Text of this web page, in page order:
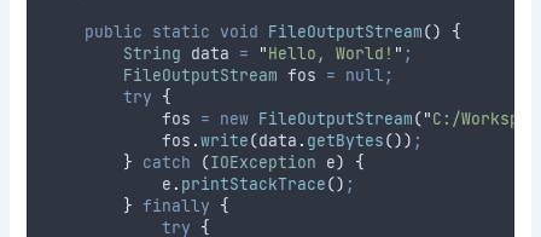
public static void FileOutputStream()
{
String data = "Hello, World! " ;
FileOutputStream fos = null;
try {
            fos
= new FileOutputStream("C:/
fos .write(data . getBytes()) ;
} catch (IOException e)
{
e . printStackTrace() ;
} finally {
try {